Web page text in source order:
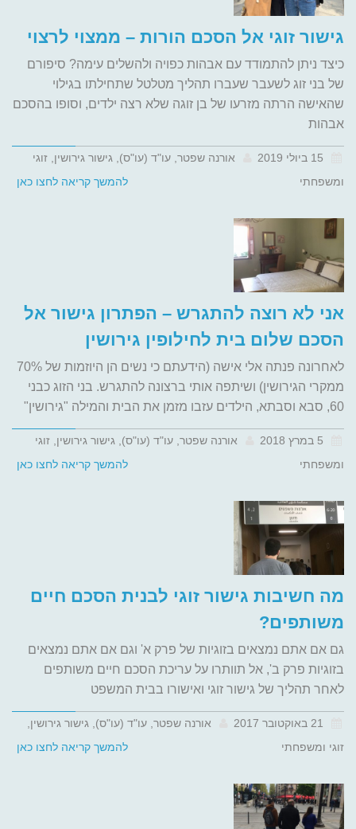
גישור זוגי אל הסכם הורות – ממצוי לרצוי
כיצד ניתן להתמודד עם אבהות כפויה ולהשלים עימה? סיפורם
של בני זוג לשעבר שעברו תהליך מטלטל שתחילתו בגילוי
שהאישה הרתה מזרעו של בן זוגה שלא רצה ילדים, וסופו בהסכם
אבהות
אורנה שפטר, עו"ד (עו"ס), גישור גירושין, זוגי
ומשפחתי
להמשך קריאה לחצו כאן
אני לא רוצה להתגרש – הפתרון גישור אל
הסכם שלום בית לחילופין גירושין
לאחרונה פנתה אלי אישה (הידעתם כי נשים הן היוזמות של 70%
ממקרי הגירושין) ושיתפה אותי ברצונה להתגרש. בני הזוג כבני
60, סבא וסבתא, הילדים עזבו מזמן את הבית והמילה "גירושין"
אורנה שפטר, עו"ד (עו"ס), גישור גירושין, זוגי
ומשפחתי
להמשך קריאה לחצו כאן
מה חשיבות גישור זוגי לבנית הסכם חיים
משותפים?
גם אם אתם נמצאים בזוגיות של פרק א' וגם אם אתם נמצאים
בזוגיות פרק ב', אל תוותרו על עריכת הסכם חיים משותפים
לאחר תהליך של גישור זוגי ואישורו בבית המשפט
אורנה שפטר, עו"ד (עו"ס), גישור גירושין,
זוגי ומשפחתי
להמשך קריאה לחצו כאן